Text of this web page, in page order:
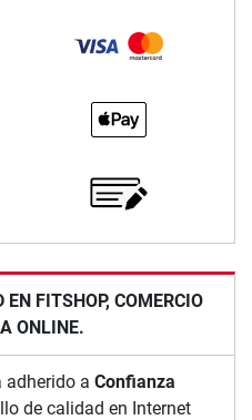
FITSHOP, COMERCIO
ONLINE.
adherido a Confianza
de calidad en Internet